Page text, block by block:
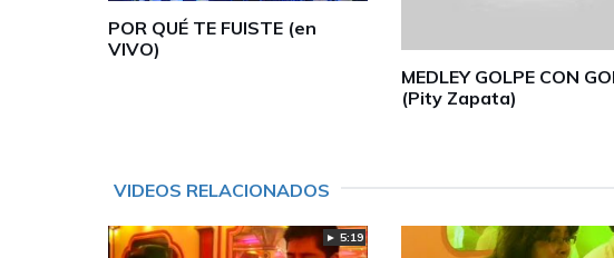
POR QUÉ TE FUISTE (en
VIVO)
MEDLEY GOLPE CON
(Pity Zapata)
VIDEOS RELACIONADOS
► 5:19